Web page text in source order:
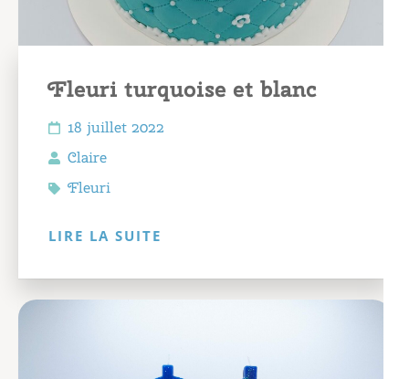
Fleuri turquoise et blanc
18 juillet 2022
Claire
Fleuri
LIRE LA SUITE